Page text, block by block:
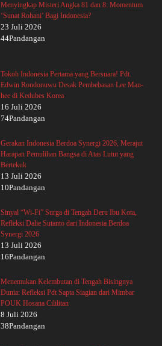
Menyingkap Misteri Angka 81 dan 8: Momentum
‘Sunat Rohani’ Bagi Indonesia?
23 Juli 2026
44Pandangan
Tokoh Indonesia Pertama yang Bersuara! Pdt.
Edwin Rondonuwu Desak Pembebasan Lee Man-
hee di Kedubes Korea
16 Juli 2026
74Pandangan
Gerakan Indonesia Berdoa Synergi 2026, Merajut
Harapan Pemulihan Bangsa di Atas Lutut yang
Bertekuk
13 Juli 2026
10Pandangan
Sinyal “Wi-Fi” Surga di Tengah Deru Ibu Kota,
Refleksi Dalie Sutanto dari Indonesia Berdoa
Synergi 2026
13 Juli 2026
16Pandangan
Menemukan Kelembutan di Tengah Bisingnya
Dunia: Refleksi Pdt Sapta Siagian dari Mimbar
POUK Hosana Cililitan
8 Juli 2026
38Pandangan